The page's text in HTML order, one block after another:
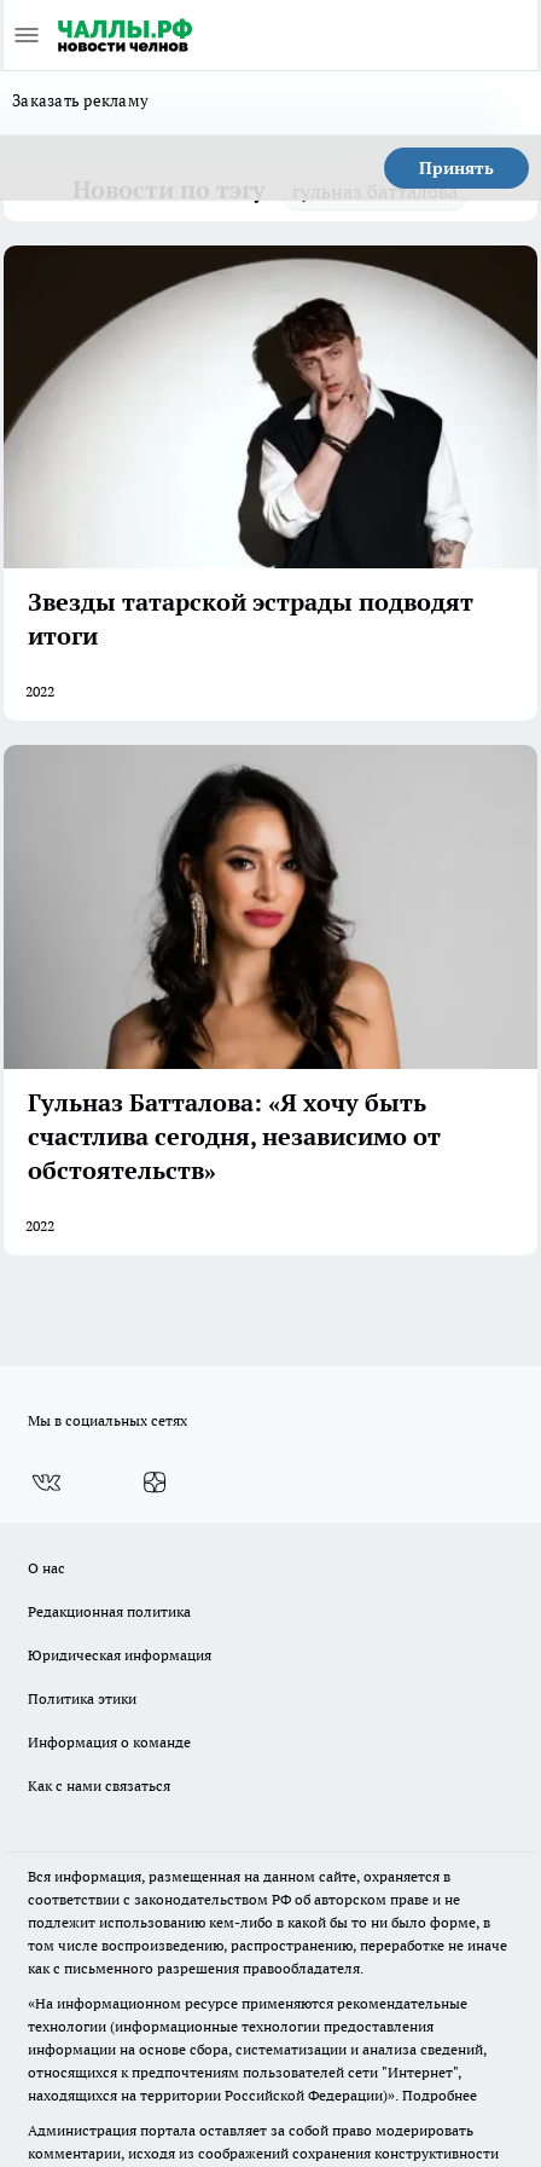
Заказать рекламу
Принять
гульназ батталова
Звезды татарской эстрады подводят
итоги
2022
Гульназ Батталова: «Я хочу быть
счастлива сегодня, независимо от
обстоятельств»
2022
Мы в социальных сетях
О нас
Редакционная политика
Юридическая информация
Политика этики
Информация о команде
Как с нами связаться
Вся информация, размещенная на данном сайте, охраняется в
соответствии с законодательством РФ об авторском праве и не
подлежит использованию кем-либо в какой бы то ни было форме, в
том числе воспроизведению, распространению, переработке не иначе
как с письменного разрешения правообладателя.
«На информационном ресурсе применяются рекомендательные
технологии (информационные технологии предоставления
информации на основе сбора, систематизации и анализа сведений,
относящихся к предпочтениям пользователей сети "Интернет",
находящихся на территории Российской Федерации)». Подробнее
Администрация портала оставляет за собой право модерировать
комментарии, исходя из соображений сохранения конструктивности